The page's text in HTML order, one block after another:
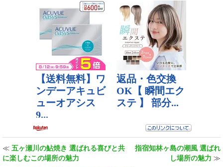
≪ 五ヶ瀬川の鮎焼き 選ばれる喜びと共
に楽しむこの場所の魅力
指宿知林ヶ島の潮風 選ばれ
し場所の魅力 ≫